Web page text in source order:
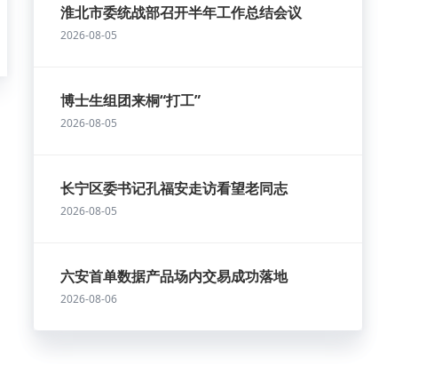
淮北市委统战部召开半年工作总结会议
2026-08-05
博士生组团来桐“打工”
2026-08-05
长宁区委书记孔福安走访看望老同志
2026-08-05
六安首单数据产品场内交易成功落地
2026-08-06